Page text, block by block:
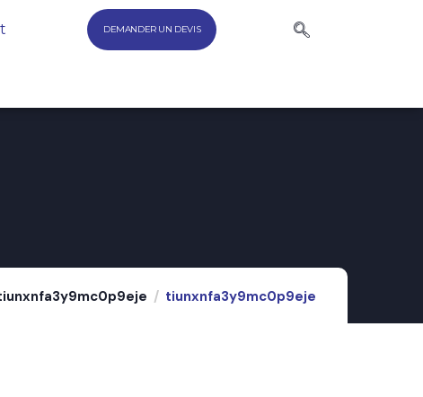
DEMANDER UN DEVIS
tiunxnfa3y9mc0p9eje